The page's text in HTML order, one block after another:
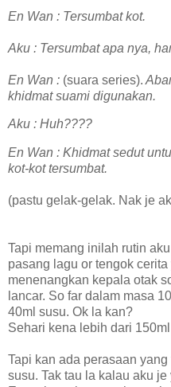
En Wan : Tersumbat kot.
Aku : Tersumbat apa nya,
En Wan : (suara series).
khidmat suami digunakan.
Aku : Huh????
En Wan : Khidmat sedut
kot-kot tersumbat.
(pastu gelak-gelak. Nak je
Tapi memang inilah rutin
pasang lagu or tengok
menenangkan kepala otak
lancar. So far dalam masa
40ml susu. Ok la kan?
Sehari kena lebih dari
Tapi kan ada perasaan
susu. Tak tau la kalau aku